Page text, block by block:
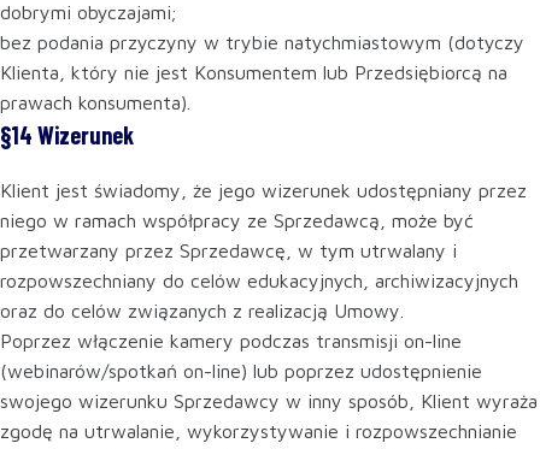
dobrymi obyczajami;
bez podania przyczyny w trybie natychmiastowym (dotyczy
Klienta, który nie jest Konsumentem lub Przedsiębiorcą na
prawach konsumenta).
§14 Wizerunek
Klient jest świadomy, że jego wizerunek udostępniany przez
niego w ramach współpracy ze Sprzedawcą, może być
przetwarzany przez Sprzedawcę, w tym utrwalany i
rozpowszechniany do celów edukacyjnych, archiwizacyjnych
oraz do celów związanych z realizacją Umowy.
Poprzez włączenie kamery podczas transmisji on-line
(webinarów/spotkań on-line) lub poprzez udostępnienie
swojego wizerunku Sprzedawcy w inny sposób, Klient wyraża
zgodę na utrwalanie, wykorzystywanie i rozpowszechnianie